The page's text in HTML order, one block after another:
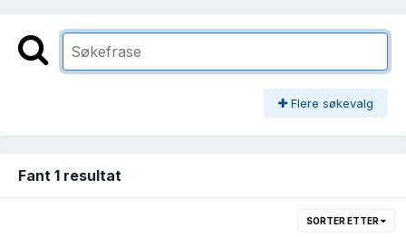
Flere søkevalg
Fant 1 resultat
SORTER ETTER